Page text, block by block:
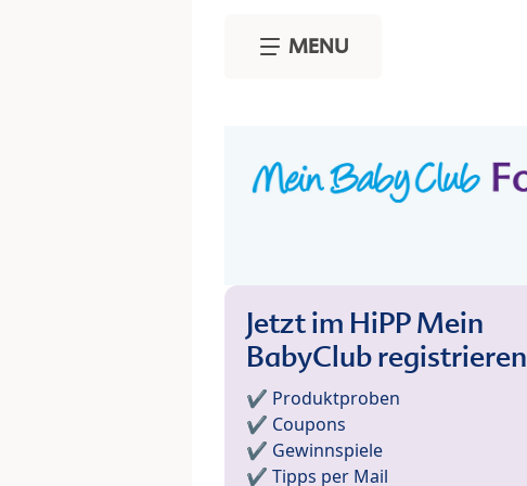
MENU
Jetzt im HiPP Mein
BabyClub registrieren
✔️ Produktproben
✔️ Coupons
✔️ Gewinnspiele
✔️ Tipps per Mail